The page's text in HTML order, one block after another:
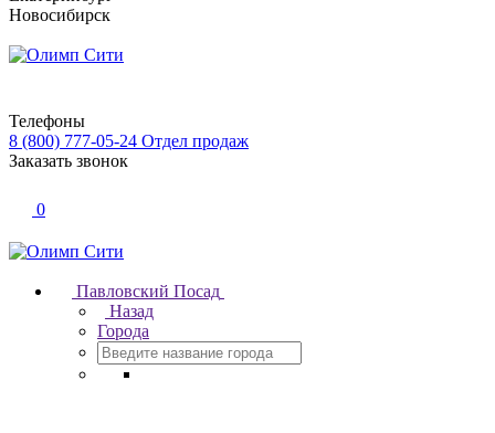
Новосибирск
Телефоны
8 (800) 777-05-24 Отдел продаж
Заказать звонок
0
Павловский Посад
Назад
Города